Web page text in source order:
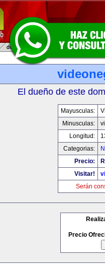
El dueño de este
Mayusculas:
Minusculas:
Longitud:
Categorias:
Precio:
Visitar!
Serán
Precio